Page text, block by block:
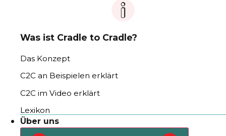
Was ist Cradle to Cradle?
Das Konzept
C2C an Beispielen erklärt
C2C im Video erklärt
Lexikon
Über uns